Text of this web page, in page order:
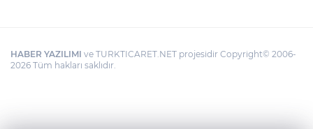
HABER YAZILIMI ve TURKTICARET.NET projesidir Copyright© 2006-
2026 Tüm hakları saklıdır.